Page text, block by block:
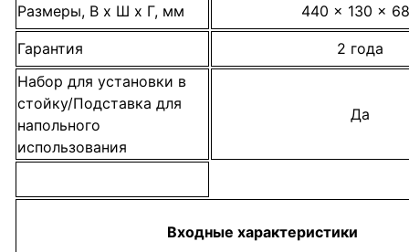
Размеры, В x Ш x Г, мм 440 x 130 x
Гарантия
2 года
Набор для установки в
стойку/Подставка для
напольного
использования
Да
Входные характеристики